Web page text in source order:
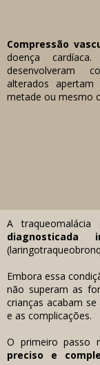
Compressão
doença
desenvolveram
alterados
metade ou mesmo
A traqueomalácia
diagnosticada
Embora essa
não superam as
crianças acabam
e as complicações.
O primeiro passo
preciso e